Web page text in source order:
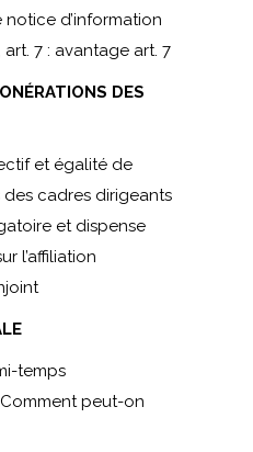
notice d’information
7 : avantage art. 7
DES
et égalité de
cadres dirigeants
et dispense
l’affiliation
temps
peut-on